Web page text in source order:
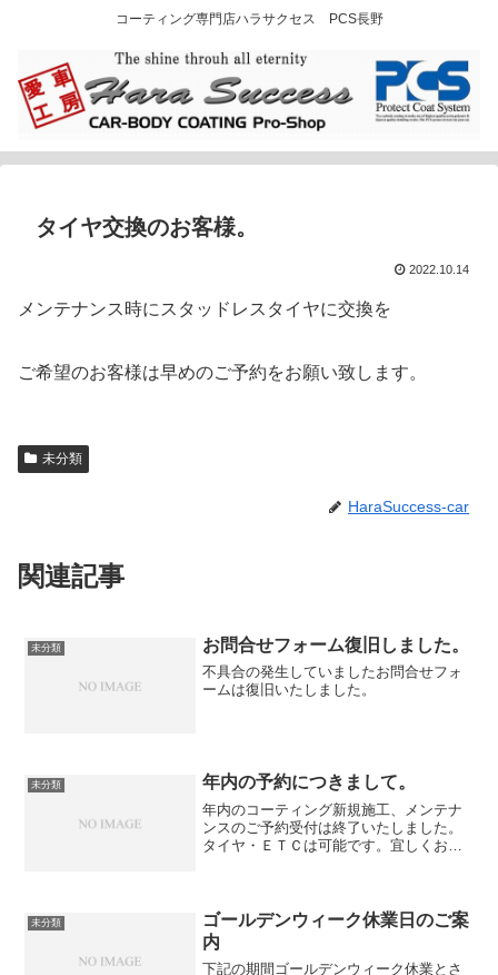
コーティング専門店ハラサクセス PCS長野
タイヤ交換のお客様。
2022.10.14
メンテナンス時にスタッドレスタイヤに交換を
ご希望のお客様は早めのご予約をお願い致します。
未分類
HaraSuccess-car
関連記事
未分類 お問合せフォーム復旧しました。
不具合の発生していましたお問合せフォ
ームは復旧いたしました。
未分類 年内の予約につきまして。
年内のコーティング新規施工、メンテナ
ンスのご予約受付は終了いたしました。
タイヤ・ＥＴＣは可能です。宜しくお願
未分類
ゴールデンウィーク休業日のご案
内
下記の期間ゴールデンウィーク休業とさ